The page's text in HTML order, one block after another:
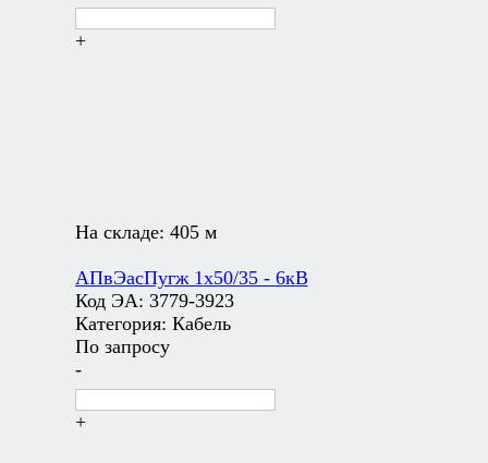
+
На складе: 405 м
АПвЭасПугж 1х50/35 - 6кВ
Код ЭА: 3779-3923
Категория: Кабель
По запросу
-
+